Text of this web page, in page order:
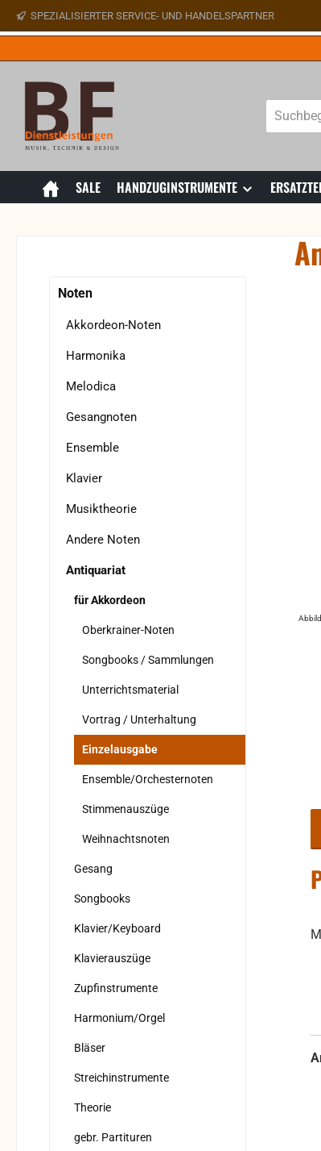
Hauptinhalt springen
Zur Suche springen
Zur Hauptnavigation springen
SPEZIALISIERTER SERVICE- UND HANDELSPARTNER
SALE HANDZUGINSTRUMENTE
Noten
Akkordeon-Noten
Harmonika
Melodica
Gesangnoten
Ensemble
Klavier
Musiktheorie
Andere Noten
Antiquariat
für Akkordeon
Oberkrainer-Noten
Songbooks / Sammlungen
Unterrichtsmaterial
Vortrag / Unterhaltung
Einzelausgabe
Ensemble/Orchesternoten
Stimmenauszüge
Weihnachtsnoten
Gesang
Songbooks
Klavier/Keyboard
Klavierauszüge
Zupfinstrumente
Harmonium/Orgel
Bläser
Streichinstrumente
Theorie
gebr. Partituren